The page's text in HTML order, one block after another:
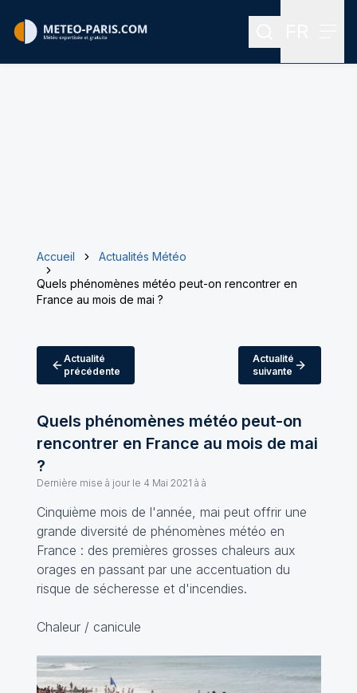
Rechercher
Accueil
Actualités Météo
Quels phénomènes météo peut-on rencontrer en
France au mois de mai ?
Actualité
précédente
Actualité
suivante
Quels phénomènes météo peut-on
rencontrer en France au mois de mai
?
Dernière mise à jour le 4 Mai 2021 à à
Cinquième mois de l'année, mai peut offrir une
grande diversité de phénomènes météo en
France : des premières grosses chaleurs aux
orages en passant par une accentuation du
risque de sécheresse et d'incendies.
Chaleur / canicule